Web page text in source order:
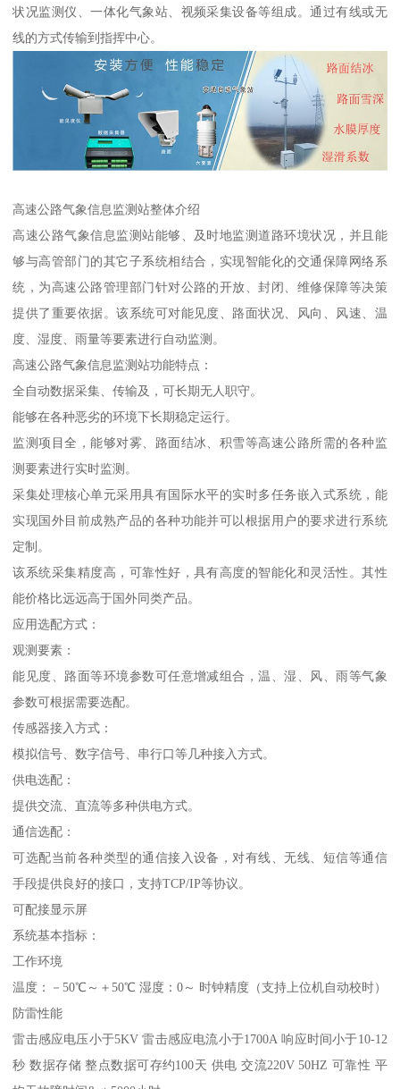
状况监测仪、一体化气象站、视频采集设备等组成。通过有线或无
线的方式传输到指挥中心。
高速公路气象信息监测站整体介绍
高速公路气象信息监测站能够、及时地监测道路环境状况，并且能
够与高管部门的其它子系统相结合，实现智能化的交通保障网络系
统，为高速公路管理部门针对公路的开放、封闭、维修保障等决策
提供了重要依据。该系统可对能见度、路面状况、风向、风速、温
度、湿度、雨量等要素进行自动监测。
高速公路气象信息监测站功能特点：
全自动数据采集、传输及，可长期无人职守。
能够在各种恶劣的环境下长期稳定运行。
监测项目全，能够对雾、路面结冰、积雪等高速公路所需的各种监
测要素进行实时监测。
采集处理核心单元采用具有国际水平的实时多任务嵌入式系统，能
实现国外目前成熟产品的各种功能并可以根据用户的要求进行系统
定制。
该系统采集精度高，可靠性好，具有高度的智能化和灵活性。其性
能价格比远远高于国外同类产品。
应用选配方式：
观测要素：
能见度、路面等环境参数可任意增减组合，温、湿、风、雨等气象
参数可根据需要选配。
传感器接入方式：
模拟信号、数字信号、串行口等几种接入方式。
供电选配：
提供交流、直流等多种供电方式。
通信选配：
可选配当前各种类型的通信接入设备，对有线、无线、短信等通信
手段提供良好的接口，支持TCP/IP等协议。
可配接显示屏
系统基本指标：
工作环境
温度：－50℃～＋50℃ 湿度：0～ 时钟精度（支持上位机自动校时）
防雷性能
雷击感应电压小于5KV 雷击感应电流小于1700A 响应时间小于10-12
秒 数据存储 整点数据可存约100天 供电 交流220V 50HZ 可靠性 平